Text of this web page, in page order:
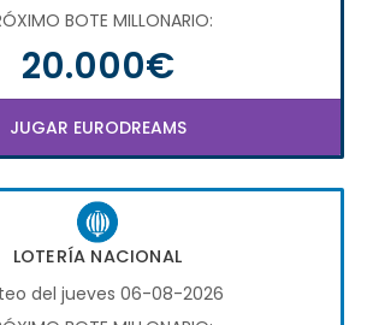
BOTE MILLONARIO:
20.000€
JUGAR EURODREAMS
LOTERÍA NACIONAL
del jueves 06-08-2026